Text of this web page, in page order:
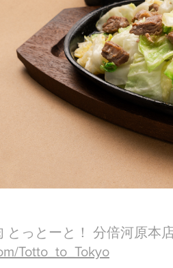
とっとーと！ 分倍河原本
Totto_to_Tokyo